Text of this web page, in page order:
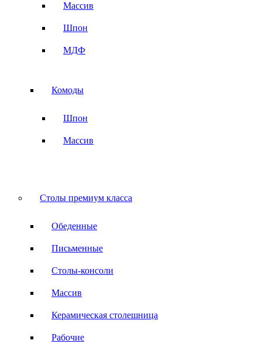
Массив
Шпон
МДФ
Комоды
Шпон
Массив
Столы премиум класса
Обеденные
Письменные
Столы-консоли
Массив
Керамическая столешница
Рабочие